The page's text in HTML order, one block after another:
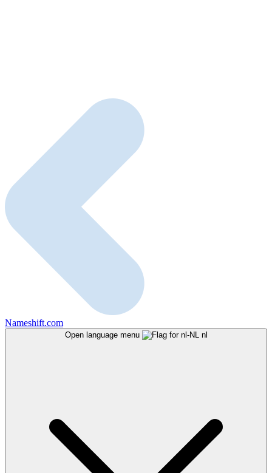
Nameshift.com
Open language menu nl